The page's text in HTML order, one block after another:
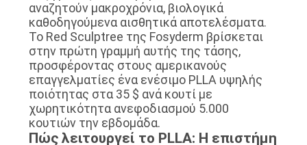
αναζητούν μακροχρόνια, βιολογικά
καθοδηγούμενα αισθητικά αποτελέσματα.
Το Red Sculptree της Fosyderm βρίσκεται
στην πρώτη γραμμή αυτής της τάσης,
προσφέροντας στους αμερικανούς
επαγγελματίες ένα ενέσιμο PLLA υψηλής
ποιότητας στα 35 $ ανά κουτί με
χωρητικότητα ανεφοδιασμού 5.000
κουτιών την εβδομάδα.
Πώς λειτουργεί το PLLA: Η επιστήμη